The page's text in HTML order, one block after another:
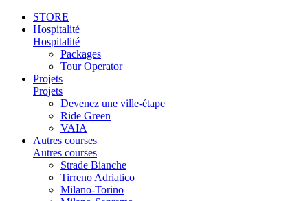
STORE
Hospitalité
Hospitalité
Packages
Tour Operator
Projets
Projets
Devenez une ville-étape
Ride Green
VAIA
Autres courses
Autres courses
Strade Bianche
Tirreno Adriatico
Milano-Torino